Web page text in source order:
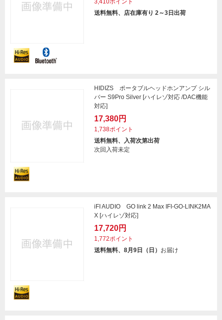
3,410ポイント
送料無料、店在庫有り 2～3日出荷
HIDIZS ポータブルヘッドホンアンプ シル
バー S9Pro Silver [ハイレゾ対応 /DAC機能
対応]
17,380円
1,738ポイント
送料無料、入荷次第出荷
次回入荷未定
iFI AUDIO GO link 2 Max IFI-GO-LINK2MA
X [ハイレゾ対応]
17,720円
1,772ポイント
送料無料、8月9日（日） お届け